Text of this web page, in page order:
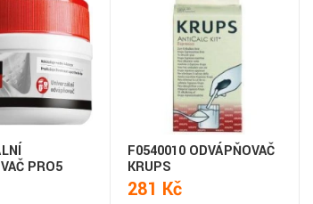
PRO5
F0540010 ODVÁPŇOVAČ
KRUPS
281 Kč